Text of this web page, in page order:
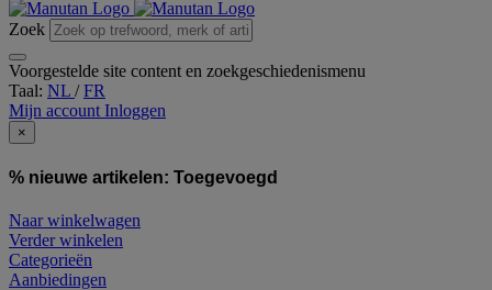
Zoek
Voorgestelde site content en zoekgeschiedenismenu
Taal: NL /FR
Mijn account Inloggen
×
% nieuwe artikelen: Toegevoegd
Naar winkelwagen
Verder winkelen
Categorieën
Aanbiedingen